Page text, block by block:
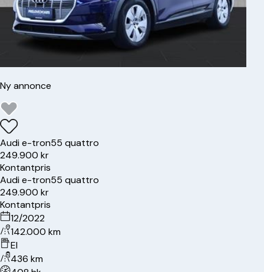
Ny annonce
Audie-tron55 quattro
249.900 kr
Kontantpris
Audie-tron55 quattro
249.900 kr
Kontantpris
12/2022
142.000 km
El
436 km